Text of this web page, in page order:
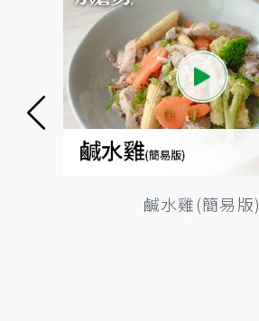
鹹水雞(簡易版)